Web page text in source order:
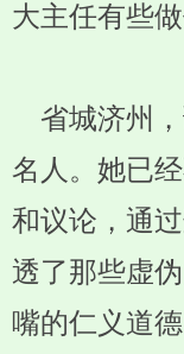
大主任有些做
省城济州，
名人。她已
和议论，通
透了那些虚
嘴的仁义道